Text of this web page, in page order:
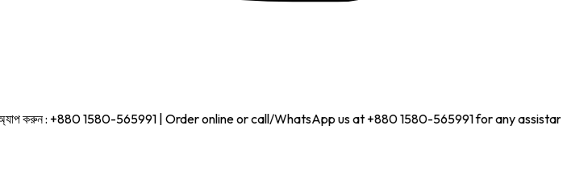
করুন : +880 1580-565991 | Order online or call/WhatsApp us at +880 1580-565991 for any assistance!